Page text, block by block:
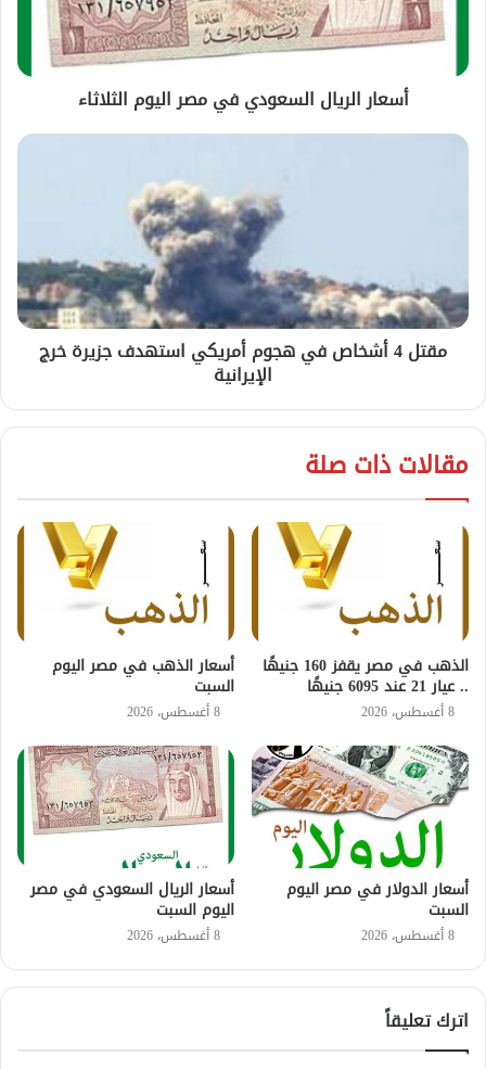
أسعار الريال السعودي في مصر اليوم الثلاثاء
مقتل 4 أشخاص في هجوم أمريكي استهدف جزيرة خرج
الإيرانية
مقالات ذات صلة
الذهب في مصر يقفز 160 جنيهًا
.. عيار 21 عند 6095 جنيهًا
8 أغسطس، 2026
أسعار الذهب في مصر اليوم
السبت
8 أغسطس، 2026
أسعار الدولار في مصر اليوم
السبت
8 أغسطس، 2026
أسعار الريال السعودي في مصر
اليوم السبت
8 أغسطس، 2026
اترك تعليقاً